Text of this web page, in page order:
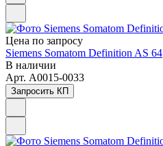
Цена по запросу
Siemens Somatom Definition AS 64
В наличии
Арт. A0015-0033
Запросить КП